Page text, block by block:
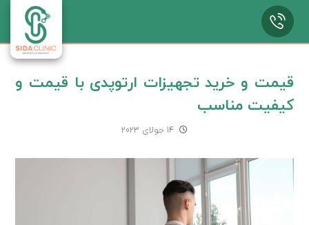
قیمت و خرید تجهیزات ارتوپدی با قیمت و
کیفیت مناسب
14 جولای 2023